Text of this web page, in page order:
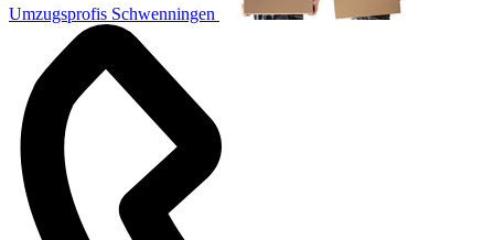
Umzugsprofis Schwenningen